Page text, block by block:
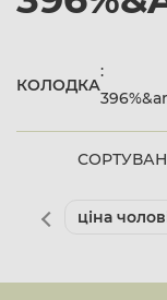
КОЛОДКА
:
ціна